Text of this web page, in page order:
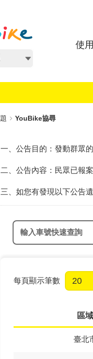
使
YouBike協尋
一、公告目的：發動群眾
二、公告內容：民眾已報
三、如您有發現以下公告
輸入車號快速查詢
每頁顯示筆數
區域
臺北